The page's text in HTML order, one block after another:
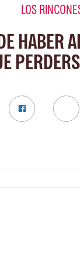
LOS
HABER